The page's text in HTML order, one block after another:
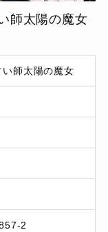
師太陽の魔女
師太陽の魔女
2